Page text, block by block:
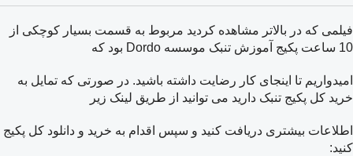
فیلمی که در بالاتر مشاهده کردید مربوط به قسمت بسیار کوچکی از
10 ساعت پکیج آموزش تنبک موسسه Dordo بود که
امیدواریم تا اینجای کار رضایت داشته باشید. در صورتی که تمایل به
خرید کل پکیج تنبک دارید می توانید از طریق لینک زیر
اطلاعات بیشتری دریافت کنید و سپس اقدام به خرید و دانلود کل پکیج
کنید: